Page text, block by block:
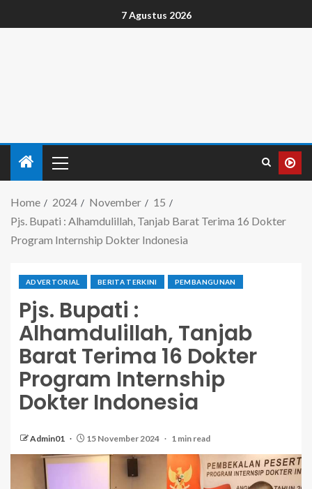
7 Agustus 2026
Home 2024 November
15
Pjs. Bupati : Alhamdulillah, Tanjab Barat Terima 16 Dokter
Program Internship Dokter Indonesia
ADVERTORIAL BERITA TERKINI PEMBANGUNAN
Pjs. Bupati :
Alhamdulillah, Tanjab
Barat Terima 16 Dokter
Program Internship
Dokter Indonesia
Admin01 15 November 2024 1 min read